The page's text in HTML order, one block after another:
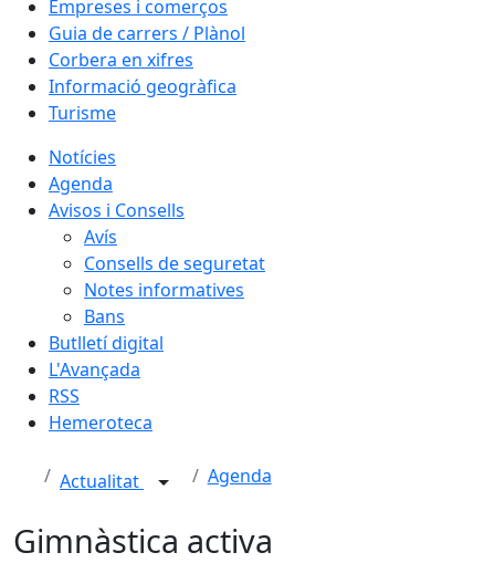
Empreses i comerços
Guia de carrers / Plànol
Corbera en xifres
Informació geogràfica
Turisme
Notícies
Agenda
Avisos i Consells
Avís
Consells de seguretat
Notes informatives
Bans
Butlletí digital
L'Avançada
RSS
Hemeroteca
Actualitat Agenda
Gimnàstica activa